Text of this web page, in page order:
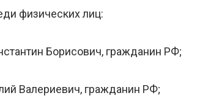
физических лиц:
Борисович, гражданин РФ;
Валериевич, гражданин РФ;